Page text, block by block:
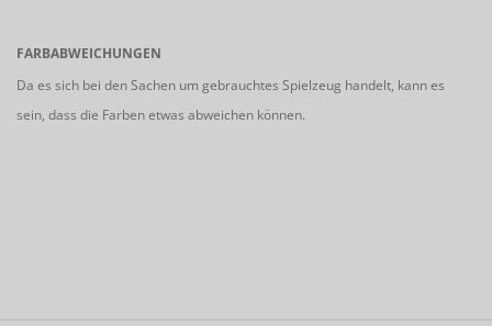
FARBABWEICHUNGEN
Da es sich bei den Sachen um gebrauchtes Spielzeug handelt, kann es
sein, dass die Farben etwas abweichen können.